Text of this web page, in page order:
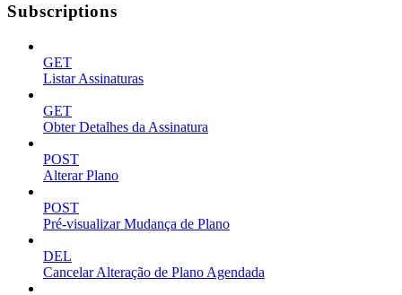
Subscriptions
GET
Listar Assinaturas
GET
Obter Detalhes da Assinatura
POST
Alterar Plano
POST
Pré-visualizar Mudança de Plano
DEL
Cancelar Alteração de Plano Agendada